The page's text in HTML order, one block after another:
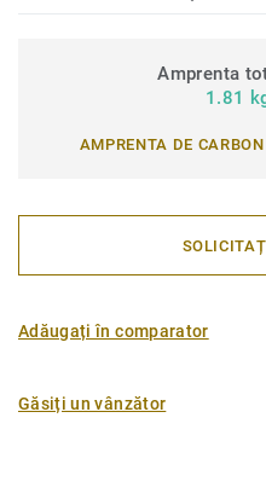
Amprenta
1.81
AMPRENTA DE
Adăugați în comparator
Găsiți un vânzător